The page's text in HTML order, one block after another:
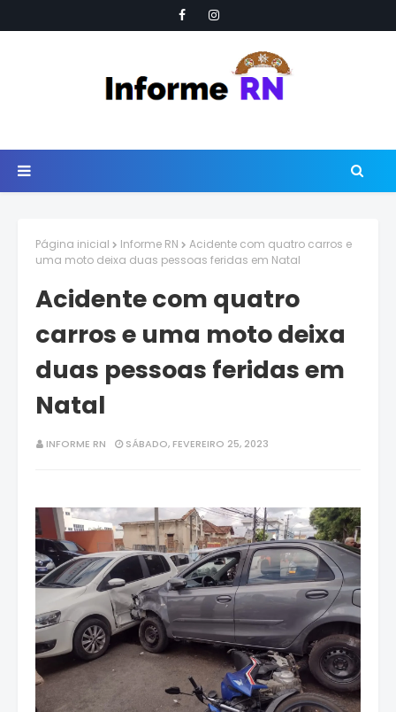
Página inicial Informe RN
Acidente com quatro carros e
uma moto deixa duas pessoas feridas em Natal
Acidente com quatro
carros e uma moto deixa
duas pessoas feridas em
Natal
INFORME RN SÁBADO, FEVEREIRO 25, 2023